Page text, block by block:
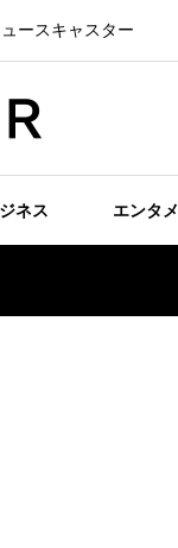
ースキャスター
ネス エンタメ